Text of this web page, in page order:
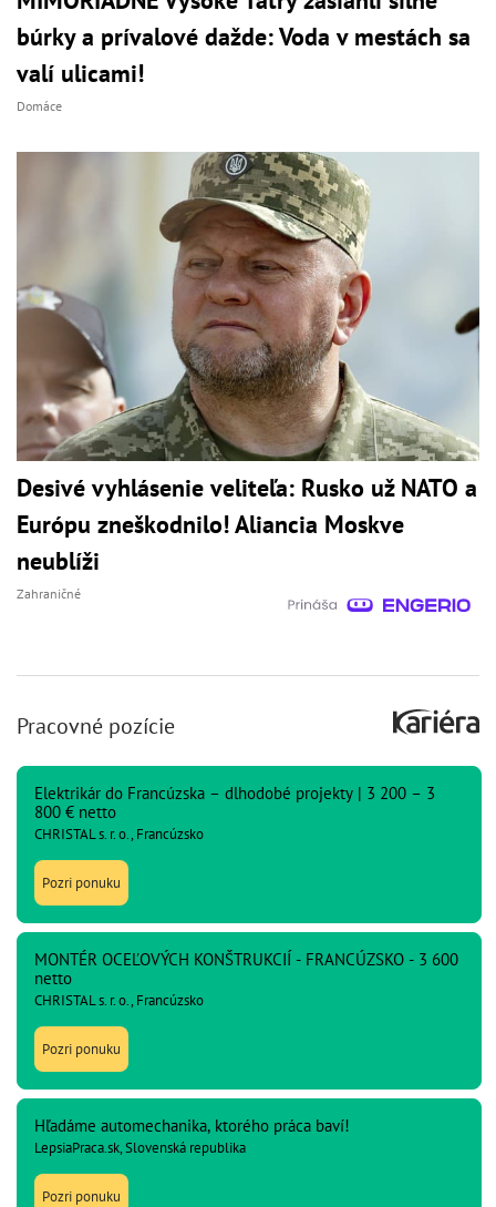
búrky a prívalové dažde: Voda v mestách sa
valí ulicami!
Domáce
Desivé vyhlásenie veliteľa: Rusko už NATO a
Európu zneškodnilo! Aliancia Moskve
neublíži
Zahraničné
Pracovné pozície
Elektrikár do Francúzska – dlhodobé projekty | 3 200 – 3
800 € netto
CHRISTAL s. r. o., Francúzsko
Pozri ponuku
MONTÉR OCEĽOVÝCH KONŠTRUKCIÍ - FRANCÚZSKO - 3 600
netto
CHRISTAL s. r. o., Francúzsko
Pozri ponuku
Hľadáme automechanika, ktorého práca baví!
LepsiaPraca.sk, Slovenská republika
Pozri ponuku